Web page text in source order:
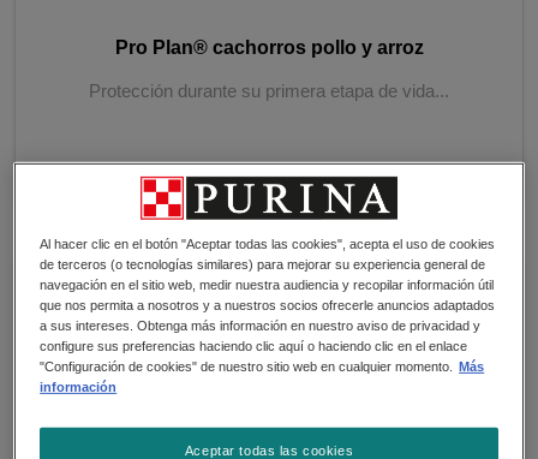
Pro Plan® cachorros pollo y arroz
Protección durante su primera etapa de vida...
Al hacer clic en el botón "Aceptar todas las cookies", acepta el uso de cookies
de terceros (o tecnologías similares) para mejorar su experiencia general de
navegación en el sitio web, medir nuestra audiencia y recopilar información útil
que nos permita a nosotros y a nuestros socios ofrecerle anuncios adaptados
a sus intereses. Obtenga más información en nuestro aviso de privacidad y
configure sus preferencias haciendo clic aquí o haciendo clic en el enlace
"Configuración de cookies" de nuestro sitio web en cualquier momento.
Más
información
Aceptar todas las cookies